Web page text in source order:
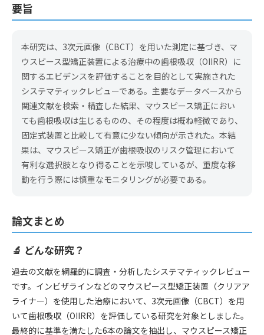
要旨
本研究は、3次元画像（CBCT）を用いた測定に基づき、マ
ウスピース型矯正装置による治療中の歯根吸収（OIIRR）に
関するエビデンスを評価することを目的として実施された
システマティックレビューである。主要なデータベースから
関連文献を検索・精査した結果、マウスピース矯正におい
ても歯根吸収は生じるものの、その程度は概ね軽微であり、
固定式装置と比較して有意に少ない傾向が示された。本結
果は、マウスピース矯正が歯根吸収のリスク管理において
有利な選択肢となり得ることを示唆しているが、重度な移
動を行う際には慎重なモニタリングが必要である。
論文まとめ
🔬 どんな研究？
過去の文献を網羅的に調査・分析したシステマティックレビュー
です。インビザラインなどのマウスピース型矯正装置（クリアア
ライナー）を使用した治療において、3次元画像（CBCT）を用
いて歯根吸収（OIIRR）を評価している研究を対象としました。
最終的に基準を満たした6本の論文を抽出し、マウスピース矯正